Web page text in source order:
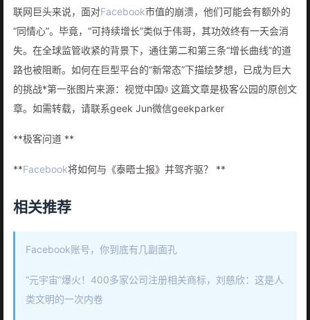
联网巨头来说，面对Facebook市值的崩溃，他们可能会有额外的
“同情心”。毕竟，“可持续增长”类似于伟哥，其功效终有一天会消
失。在全球监管收紧的背景下，通往第二和第三条“增长曲线”的道
路也被阻断。如何在巨型平台的“新常态”下描绘梦想，已成为巨大
的挑战*第一张图片来源：视觉中国𞓜 这篇文章是极客公园的原创文
章。如需转载，请联系geek Jun微信geekparker
**极客问道 **
**Facebook将如何与《泰晤士报》并驾齐驱？ **
相关推荐
Facebook账号，你到底有几副面孔
“元宇宙”爆火！400多家公司注册相关商标，刘慈欣：这是人
类文明的一次内卷